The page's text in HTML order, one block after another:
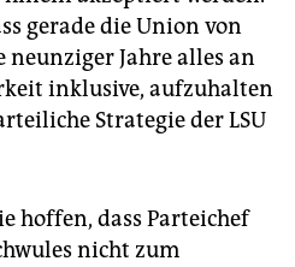
gerade die Union von
Jahre alles an
inklusive, aufzuhalten
Strategie der LSU
hoffen, dass Parteichef
nicht zum